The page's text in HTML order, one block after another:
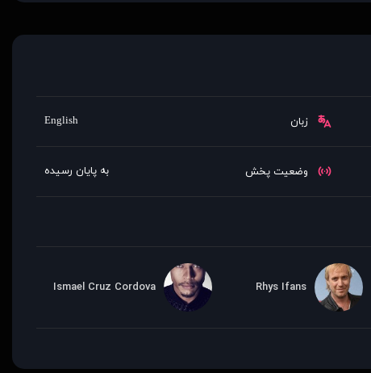
زبان English
وضعیت پخش به پایان رسیده
Rhys Ifans
Ismael Cruz Cordova